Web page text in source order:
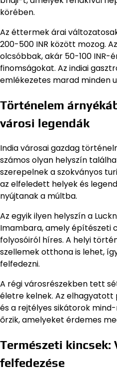
körében.
Az éttermek árai
200-500 INR között mozog.
olcsóbbak, akár 50-100 INR-
finomságokat. Az indiai
emlékezetes marad minden
Történelem
városi legendák
India városai gazdag
számos olyan helyszín
szerepelnek a szokványos
az elfeledett helyek és
nyújtanak a múltba.
Az egyik ilyen helyszín a
Imambara, amely építészeti
folyosóiról híres. A helyi
szellemek otthona is lehet,
felfedezni.
A régi városrészekben tett
életre kelnek. Az
és a rejtélyes sikátorok
őrzik, amelyeket érdemes
Természeti kincsek:
felfedezése